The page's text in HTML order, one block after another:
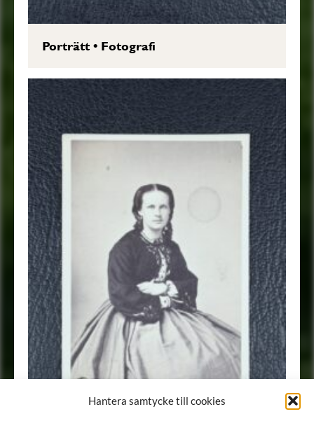
Hantera samtycke till cookies
Porträtt• Fotografi